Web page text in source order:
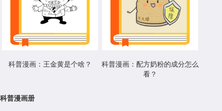
科普漫画：王金黄是个啥？
科普漫画：配方奶粉的成分怎么
看？
科普漫画册